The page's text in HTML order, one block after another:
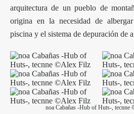
arquitectura de un pueblo de
origina en la necesidad de
piscina y el sistema de depuración de
noa Cabañas -Hub of Huts-,